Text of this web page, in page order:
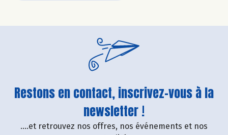
Restons en contact, inscrivez-vous à la
newsletter !
....et retrouvez nos offres, nos événements et nos